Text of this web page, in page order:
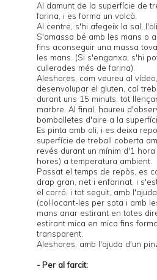
Al damunt de la superfície de
farina, i es forma un volcà.
Al centre, s'hi afegeix la sal,
S'amassa bé amb les mans o
fins aconseguir una massa
les mans. (Si s'enganxa, s'hi
cullerades més de farina).
Aleshores, com veureu al
desenvolupar el gluten, cal
durant uns 15 minuts, tot
marbre. Al final, haureu
bombolletes d'aire a la
Es pinta amb oli, i es deixa
superfície de treball coberta
revés durant un mínim d'1
hores) a temperatura ambient.
Passat el temps de repòs, es
drap gran, net i enfarinat, i
el corró, i tot seguit, amb
(col·locant-les per sota i amb
mans anar estirant en totes
estirant mica en mica fins
transparent.
Aleshores, amb l'ajuda d'un
- Per al farcit: